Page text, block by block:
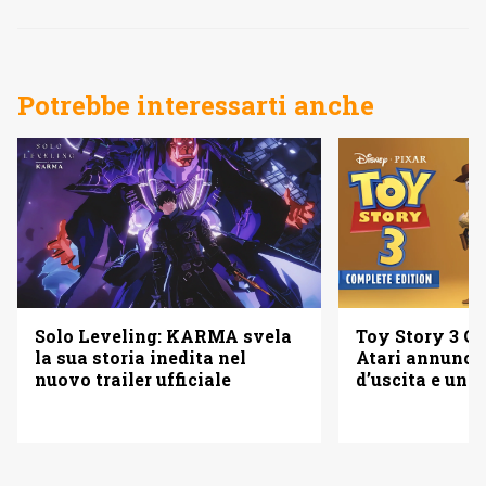
Potrebbe interessarti anche
Solo Leveling: KARMA svela
la sua storia inedita nel
nuovo trailer ufficiale
Toy Story 3
Atari
d’uscita e